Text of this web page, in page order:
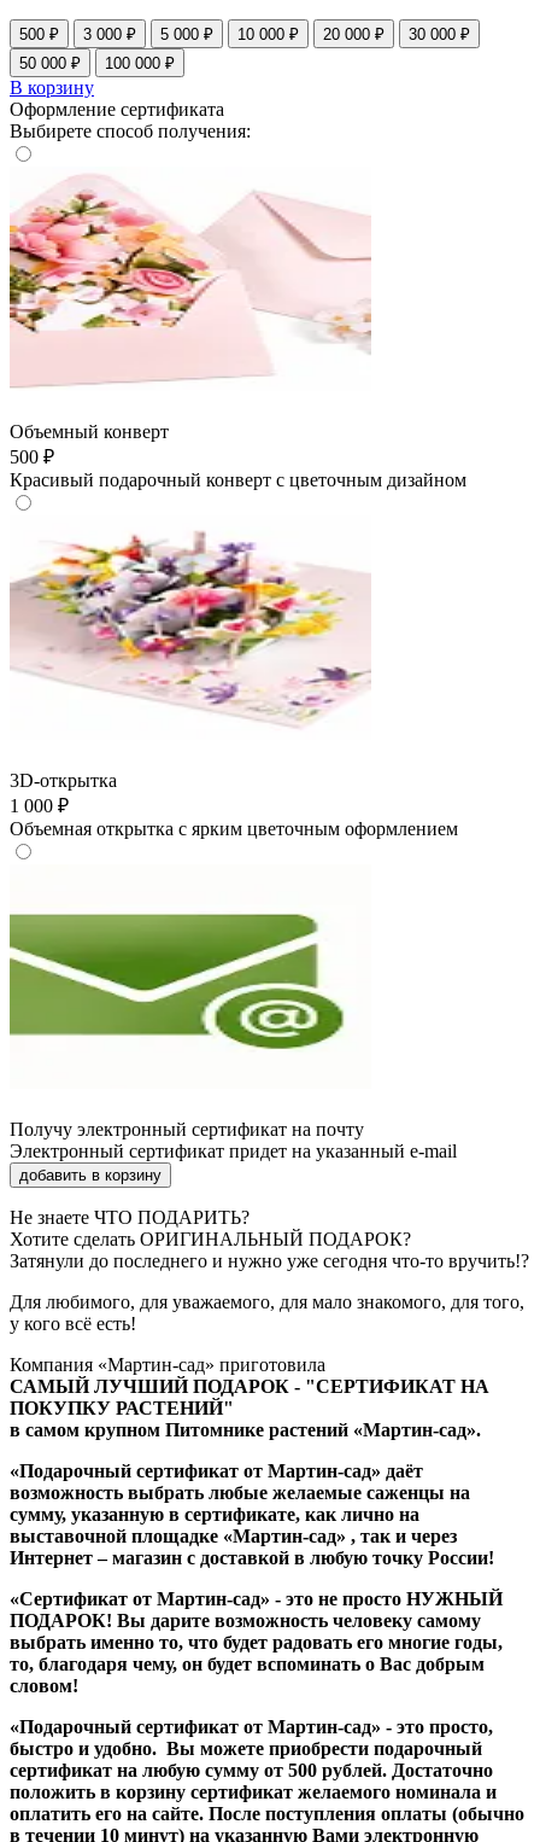
500 ₽ 3 000 ₽ 5 000 ₽ 10 000 ₽ 20 000 ₽
30 000 ₽
50 000 ₽
100 000 ₽
В корзину
Оформление сертификата
Выбирете способ получения:
Объемный конверт
500 ₽
Красивый подарочный конверт с цветочным дизайном
3D-открытка
1 000 ₽
Объемная открытка с ярким цветочным оформлением
Получу электронный сертификат на почту
Электронный сертификат придет на указанный e-mail
добавить в корзину
Не знаете ЧТО ПОДАРИТЬ?
Хотите сделать ОРИГИНАЛЬНЫЙ ПОДАРОК?
Затянули до последнего и нужно уже сегодня что-то вручить!?
Для любимого, для уважаемого, для мало знакомого, для того,
у кого всё есть!
Компания «Мартин-сад» приготовила
САМЫЙ ЛУЧШИЙ ПОДАРОК - "СЕРТИФИКАТ НА
ПОКУПКУ РАСТЕНИЙ"
в самом крупном Питомнике растений «Мартин-сад».
«Подарочный сертификат от Мартин-сад» даёт
возможность выбрать любые желаемые саженцы на
сумму, указанную в сертификате, как лично на
выставочной площадке «Мартин-сад» , так и через
Интернет – магазин с доставкой в любую точку России!
«Сертификат от Мартин-сад» - это не просто НУЖНЫЙ
ПОДАРОК! Вы дарите возможность человеку самому
выбрать именно то, что будет радовать его многие годы,
то, благодаря чему, он будет вспоминать о Вас добрым
словом!
«Подарочный сертификат от Мартин-сад» - это просто,
быстро и удобно. Вы можете приобрести подарочный
сертификат на любую сумму от 500 рублей. Достаточно
положить в корзину сертификат желаемого номинала и
оплатить его на сайте. После поступления оплаты (обычно
в течении 10 минут) на указанную Вами электронную